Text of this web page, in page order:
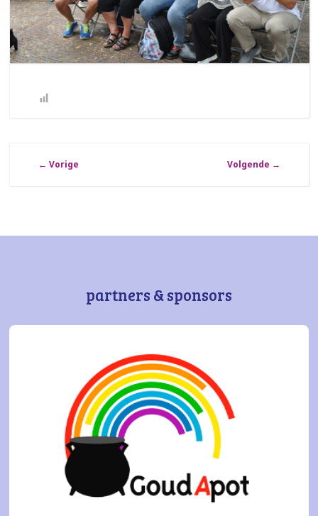
← Vorige Volgende →
partners & sponsors